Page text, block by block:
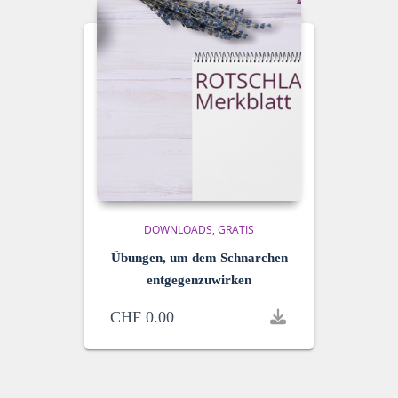
DOWNLOADS GRATIS
Übungen, um dem Schnarchen
entgegenzuwirken
CHF 0.00